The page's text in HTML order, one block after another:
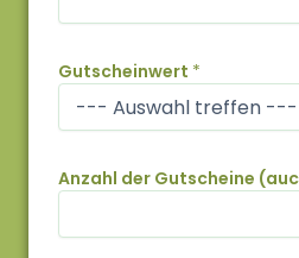
u
s
h
e
n
Gutscheinwert *
Anzahl der Gutscheine